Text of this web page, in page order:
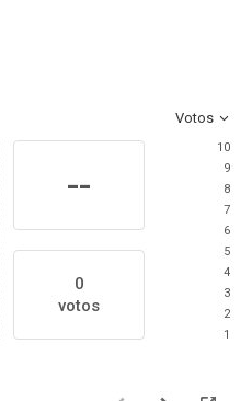
Votos
--
0
votos
10
9
8
7
6
5
4
3
2
1